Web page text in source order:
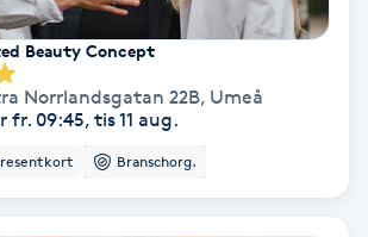
Beauty Concept
Norrlandsgatan 22B, Umeå
fr. 09:45, tis 11 aug.
Branschorg.